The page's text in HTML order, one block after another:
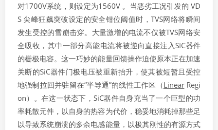
对1700V系统，则设定为1560V 。当恶劣工况引发的 VD
S​ 尖峰狂飙突破设定的安全钳位阈值时，TVS网络将瞬间
发生受控的雪崩击穿。大量激增的电流不仅被TVS网络安
全吸收，其中一部分高能电流将被逆向直接注入SiC器件
的栅极电容。这一巧妙的能量回馈操作迫使原本正在加速
关断的SiC器件门极电压被重新抬升，使其被短暂且受控
地强制拉回并驻留在“半导通”的线性工作区（LinearRegi
on）。在这一状态下，SiC器件自身充当了一个巨型的功
率耗散元件，以自身的热容为代价，稳妥地消耗掉那些足
以导致系统崩溃的多余电感能量，以极其刚性的有源方式